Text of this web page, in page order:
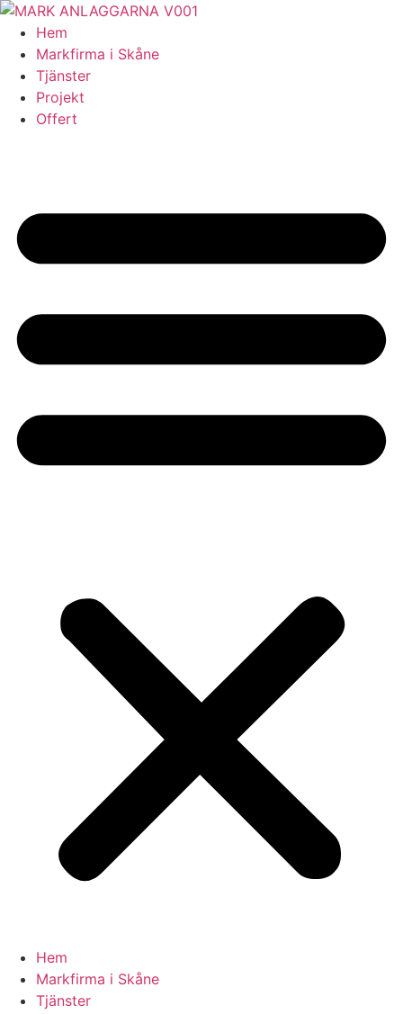
Skip
content
Hem
Markfirma i Skåne
Tjänster
Projekt
Offert
Hem
Markfirma i Skåne
Tjänster